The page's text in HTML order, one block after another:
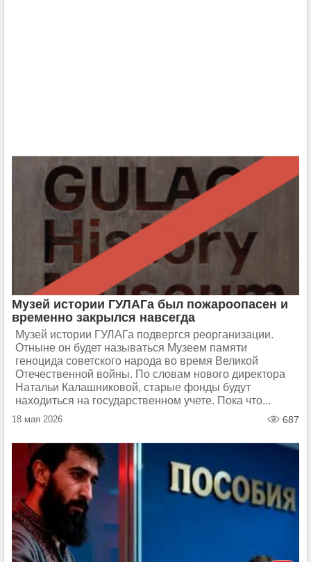
Музей истории ГУЛАГа был пожароопасен и
временно закрылся навсегда
Музей истории ГУЛАГа подвергся реорганизации.
Отныне он будет называться Музеем памяти
геноцида советского народа во время Великой
Отечественной войны. По словам нового директора
Натальи Калашниковой, старые фонды будут
находиться на государственном учете. Пока что...
18 мая 2026 687